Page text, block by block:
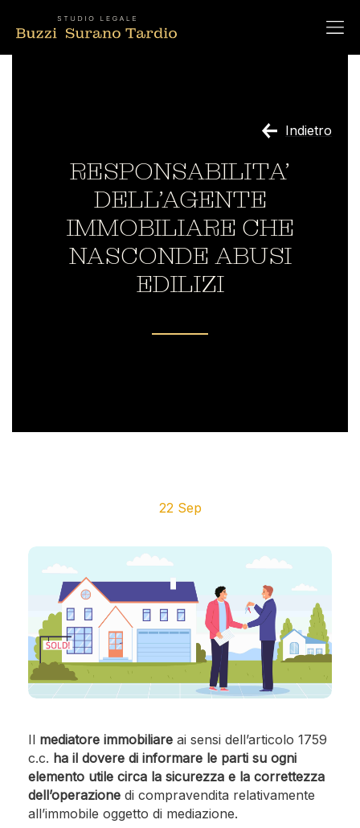
Indietro
RESPONSABILITA’
DELL’AGENTE
IMMOBILIARE CHE
NASCONDE ABUSI
EDILIZI
22 Sep
Il mediatore immobiliare ai sensi dell’articolo 1759
c.c. ha il dovere di informare le parti su ogni
elemento utile circa la sicurezza e la correttezza
dell’operazione di compravendita relativamente
all’immobile oggetto di mediazione.